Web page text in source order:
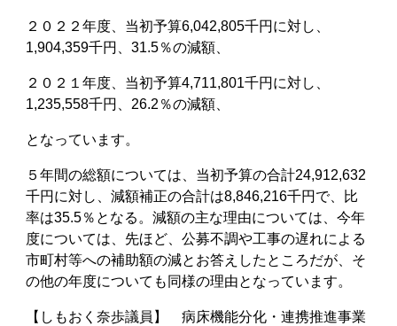
２０２２年度、当初予算6,042,805千円に対し、
1,904,359千円、31.5％の減額、
２０２１年度、当初予算4,711,801千円に対し、
1,235,558千円、26.2％の減額、
となっています。
５年間の総額については、当初予算の合計24,912,632
千円に対し、減額補正の合計は8,846,216千円で、比
率は35.5％となる。減額の主な理由については、今年
度については、先ほど、公募不調や工事の遅れによる
市町村等への補助額の減とお答えしたところだが、そ
の他の年度についても同様の理由となっています。
【しもおく奈歩議員】 病床機能分化・連携推進事業